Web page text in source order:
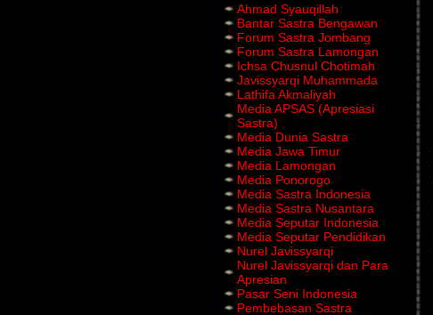
Ahmad Syauqillah
Bantar Sastra Bengawan
Forum Sastra Jombang
Forum Sastra Lamongan
Ichsa Chusnul Chotimah
Javissyarqi Muhammada
Lathifa Akmaliyah
Media APSAS (Apresiasi
Sastra)
Media Dunia Sastra
Media Jawa Timur
Media Lamongan
Media Ponorogo
Media Sastra Indonesia
Media Sastra Nusantara
Media Seputar Indonesia
Media Seputar Pendidikan
Nurel Javissyarqi
Nurel Javissyarqi dan Para
Apresian
Pasar Seni Indonesia
Pembebasan Sastra